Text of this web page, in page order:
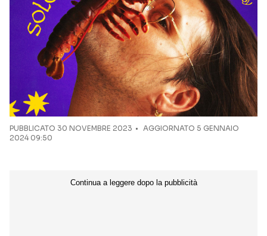
PUBBLICATO 30 NOVEMBRE 2023
AGGIORNATO 5 GENNAIO
2024 09:50